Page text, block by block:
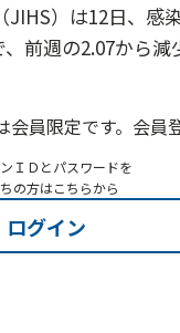
）は12日、感
前週の2.07から
会員限定です。会員
ＩＤとパスワードを
の方はこちらから
ログイン